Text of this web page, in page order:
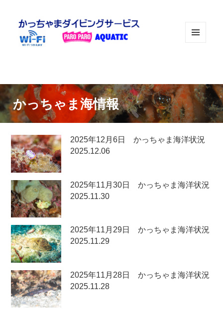
かっちゃま海情報
2025年12月6日 かっちゃま海洋状況
2025.12.06
2025年11月30日 かっちゃま海洋状況
2025.11.30
2025年11月29日 かっちゃま海洋状況
2025.11.29
2025年11月28日 かっちゃま海洋状況
2025.11.28